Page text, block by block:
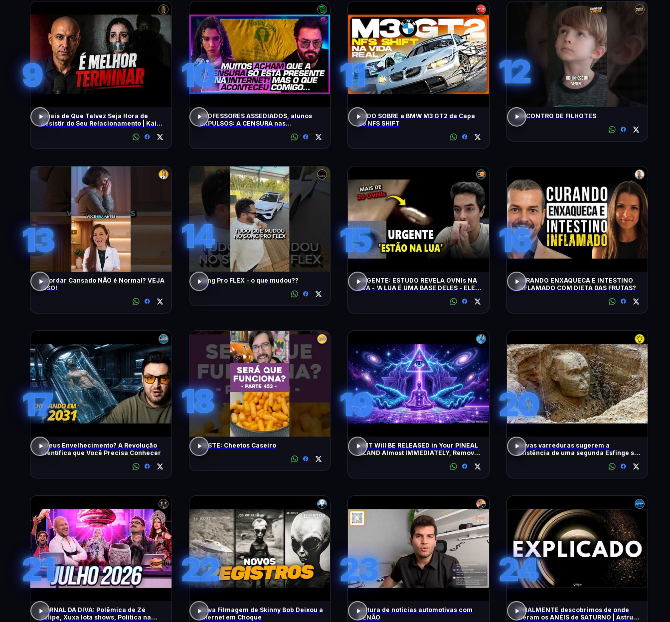
9
Sinais de Que Talvez Seja Hora de
Desistir do Seu Relacionamento | Kaio
10
PROFESSORES ASSEDIADOS, alunos
EXPULSOS: A CENSURA nas
11
TUDO SOBRE a BMW M3 GT2 da Capa
do NFS SHIFT
12
ENCONTRO DE FILHOTES
13
Acordar Cansado NÃO é Normal? VEJA
ISSO!
14
Song Pro FLEX - o que mudou??
15
URGENTE: ESTUDO REVELA OVNIs NA
LUA - 'A LUA É UMA BASE DELES - ELES
16
CURANDO ENXAQUECA E INTESTINO
INFLAMADO COM DIETA DAS FRUTAS?
17
Adeus Envelhecimento? A Revolução
Científica que Você Precisa Conhecer
18
TESTE: Cheetos Caseiro
19
DMT Will BE RELEASED in Your PINEAL
GLAND Almost IMMEDIATELY, Remove
20
Novas varreduras sugerem a
existência de uma segunda Esfinge sob
21
JORNAL DA DIVA: Polêmica de Zé
Felipe, Xuxa lota shows, Política na
22
Nova Filmagem de Skinny Bob Deixou a
Internet em Choque
23
Leitura de notícias automotivas com
XENÃO
24
FINALMENTE descobrimos de onde
vieram os ANÉIS de SATURNO | Astrum